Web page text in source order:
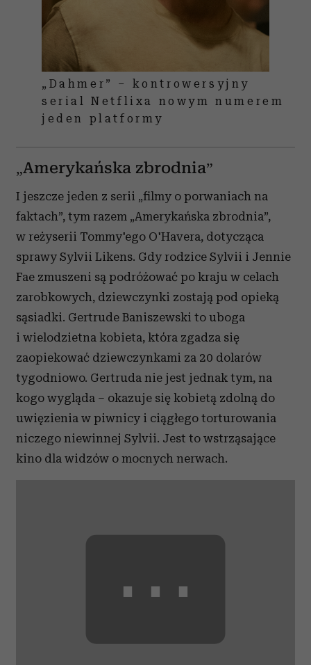
„Dahmer” – kontrowersyjny
serial Netflixa nowym numerem
jeden platformy
„Amerykańska zbrodnia”
I jeszcze jeden z serii „filmy o porwaniach na
faktach”, tym razem „Amerykańska zbrodnia”,
w reżyserii Tommy'ego O'Havera, dotycząca
sprawy Sylvii Likens. Gdy rodzice Sylvii i Jennie
Fae zmuszeni są podróżować po kraju w celach
zarobkowych, dziewczynki zostają pod opieką
sąsiadki. Gertrude Baniszewski to uboga
i wielodzietna kobieta, która zgadza się
zaopiekować dziewczynkami za 20 dolarów
tygodniowo. Gertruda nie jest jednak tym, na
kogo wygląda – okazuje się kobietą zdolną do
uwięzienia w piwnicy i ciągłego torturowania
niczego niewinnej Sylvii. Jest to wstrząsające
kino dla widzów o mocnych nerwach.
⋯